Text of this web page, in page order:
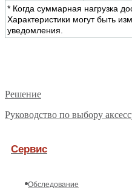
* Когда суммарная нагрузка
Характеристики могут быть
уведомления.
Решение
Руководство по выбору
Сервис
Обследование